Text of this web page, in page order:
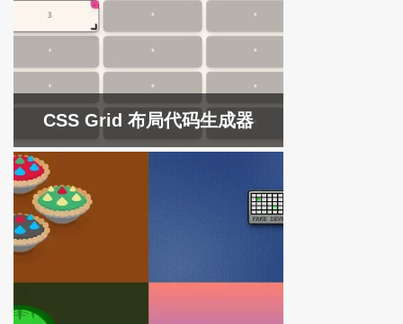
CSS Grid 布局代码生成器